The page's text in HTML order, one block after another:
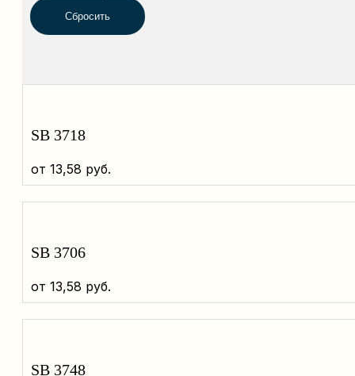
Сбросить
SB 3718
от 13,58 руб.
SB 3706
от 13,58 руб.
SB 3748